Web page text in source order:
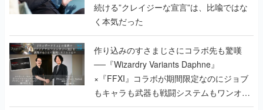
続ける”クレイジーな宣言”は、比喩ではな
く本気だった
作り込みのすさまじさにコラボ先も驚嘆
──『Wizardry Variants Daphne』
×『FFXI』コラボが期間限定なのにジョブ
もキャラも武器も戦闘システムもワンオフ
で作り込まれた理由を両ディレクターに聞